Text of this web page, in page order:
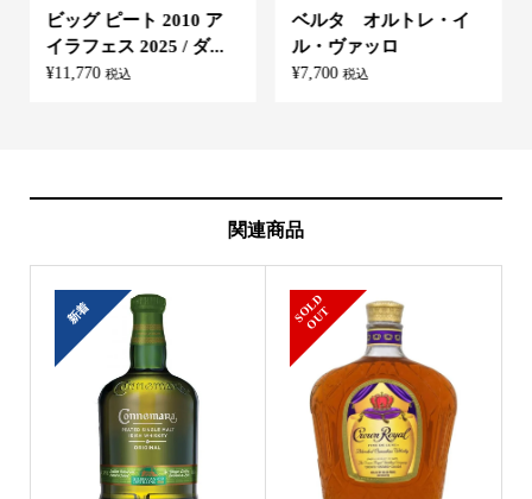
ビッグ ピート 2010 ア
イラフェス 2025 / ダ...
¥11,770 税込
ベルタ オルトレ・イ
ル・ヴァッロ
¥7,700 税込
関連商品
新着 S
O
L
D
O
U
T